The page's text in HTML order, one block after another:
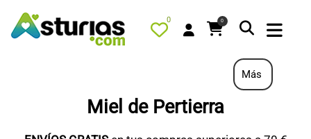
0 0
Más
Miel de Pertierra